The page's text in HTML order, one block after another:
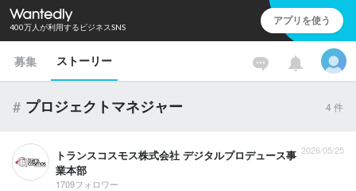
400万人が利用するビジネスSNS アプリを使う
募集 ストーリー
# プロジェクトマネジャー 4 件
トランスコスモス株式会社 デジタルプロデュース事
業本部
1709フォロワー
2026/05/25